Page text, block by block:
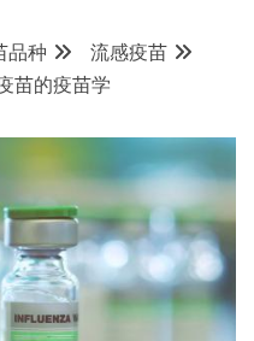
品种
流感疫苗
苗的疫苗学